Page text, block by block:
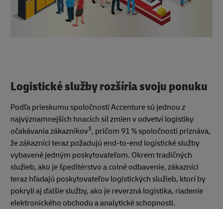
Logistické služby rozšíria svoju ponuku
Podľa prieskumu spoločnosti Accenture sú jednou z
najvýznamnejších hnacích síl zmien v odvetví logistiky
očakávania zákazníkov3, pričom 91 % spoločností priznáva,
že zákazníci teraz požadujú end-to-end logistické služby
vybavené jedným poskytovateľom. Okrem tradičných
služieb, ako je špeditérstvo a colné odbavenie, zákazníci
teraz hľadajú poskytovateľov logistických služieb, ktorí by
pokryli aj ďalšie služby, ako je reverzná logistika, riadenie
elektronického obchodu a analytické schopnosti.